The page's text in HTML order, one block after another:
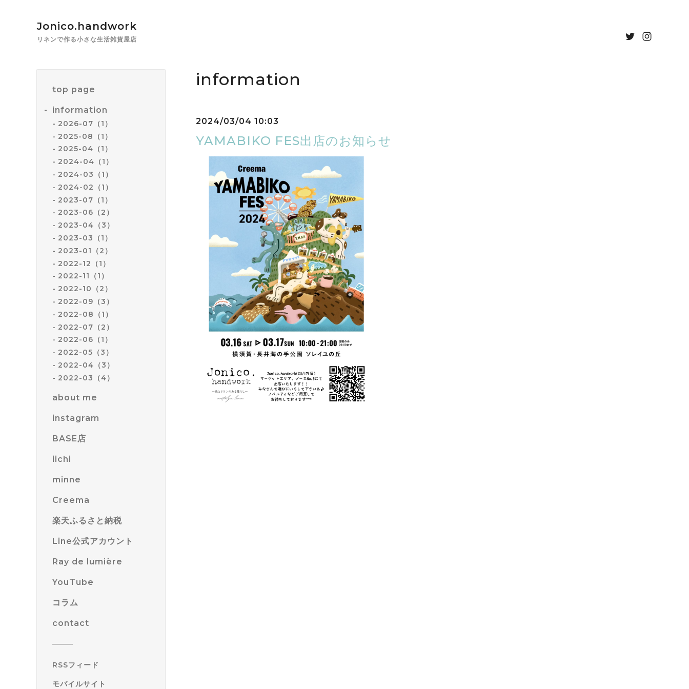
Jonico.handwork
リネンで作る小さな生活雑貨屋店
top page
information
2026-07（1）
2025-08（1）
2025-04（1）
2024-04（1）
2024-03（1）
2024-02（1）
2023-07（1）
2023-06（2）
2023-04（3）
2023-03（1）
2023-01（2）
2022-12（1）
2022-11（1）
2022-10（2）
2022-09（3）
2022-08（1）
2022-07（2）
2022-06（1）
2022-05（3）
2022-04（3）
2022-03（4）
about me
instagram
BASE店
iichi
minne
Creema
楽天ふるさと納税
Line公式アカウント
Ray de lumière
YouTube
コラム
contact
RSSフィード
モバイルサイト
information
2024/03/04 10:03
YAMABIKO FES出店のお知らせ